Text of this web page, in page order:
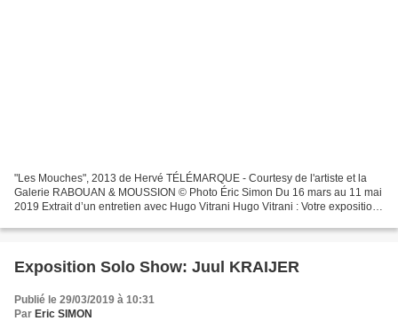
"Les Mouches", 2013 de Hervé TÉLÉMARQUE - Courtesy de l'artiste et la
Galerie RABOUAN & MOUSSION © Photo Éric Simon Du 16 mars au 11 mai
2019 Extrait d’un entretien avec Hugo Vitrani Hugo Vitrani : Votre exposition
Exposition Solo Show: Juul KRAIJER
Publié le 29/03/2019 à 10:31
Par Eric SIMON